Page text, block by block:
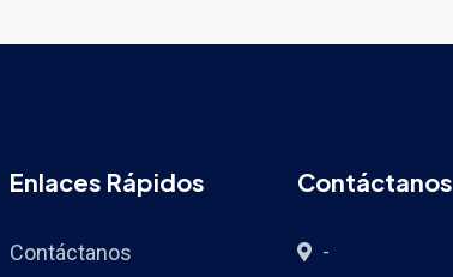
Enlaces Rápidos
Contáctanos
Contáctanos
-